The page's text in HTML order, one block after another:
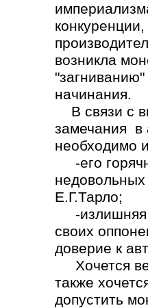
возникла
начинания.
В связи с
замечания в
необходимо
-его
Е.Г.Тарло;
-излишняя
своих
доверие к
Хочется
также
допустить